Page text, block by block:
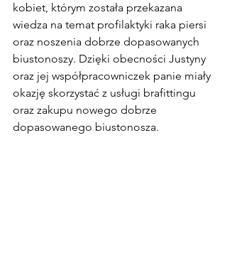
kobiet, którym została przekazana
wiedza na temat profilaktyki raka piersi
oraz noszenia dobrze dopasowanych
biustonoszy. Dzięki obecności Justyny
oraz jej współpracowniczek panie miały
okazję skorzystać z usługi brafittingu
oraz zakupu nowego dobrze
dopasowanego biustonosza.